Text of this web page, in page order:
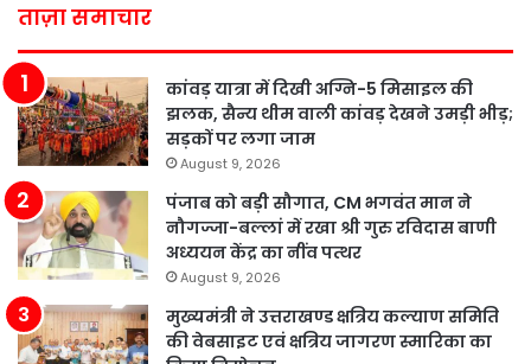
ताज़ा समाचार
कांवड़ यात्रा में दिखी अग्नि-5 मिसाइल की
झलक, सैन्य थीम वाली कांवड़ देखने उमड़ी भीड़;
सड़कों पर लगा जाम
August 9, 2026
पंजाब को बड़ी सौगात, CM भगवंत मान ने
नौगज्जा-बल्लां में रखा श्री गुरु रविदास बाणी
अध्ययन केंद्र का नींव पत्थर
August 9, 2026
मुख्यमंत्री ने उत्तराखण्ड क्षत्रिय कल्याण समिति
की वेबसाइट एवं क्षत्रिय जागरण स्मारिका का